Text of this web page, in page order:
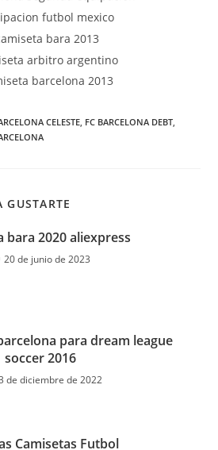
CELESTE, FC BARCELONA DEBT,
bara 2020 aliexpress
20 de junio de 2023
para dream league
soccer 2016
de diciembre de 2022
Camisetas Futbol